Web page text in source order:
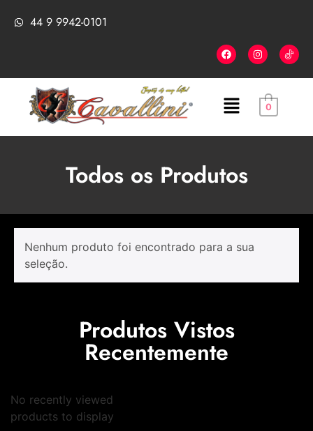
44 9 9942-0101
0
Todos os Produtos
Nenhum produto foi encontrado para a sua
seleção.
Produtos Vistos
Recentemente
No recently viewed
products to display